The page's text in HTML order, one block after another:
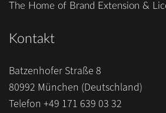
The Home of Brand Extension &
Kontakt
Batzenhofer Straße 8
80992 München (Deutschland)
Telefon +49 171 639 03 32